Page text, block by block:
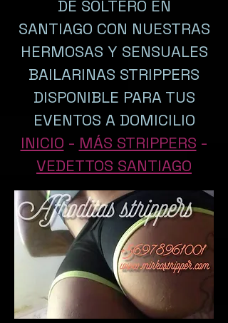
DE SOLTERO EN
SANTIAGO CON NUESTRAS
HERMOSAS Y SENSUALES
BAILARINAS STRIPPERS
DISPONIBLE PARA TUS
EVENTOS A DOMICILIO
INICIO - MÁS STRIPPERS -
VEDETTOS SANTIAGO
Título de
página